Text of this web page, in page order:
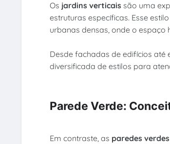
Os jardins verticaissão uma
estruturas específicas. Esse
urbanas densas, onde o espaço
Desde fachadas de edifícios até
diversificada de estilos para
Parede Verde:
Em contraste, as paredes verdes